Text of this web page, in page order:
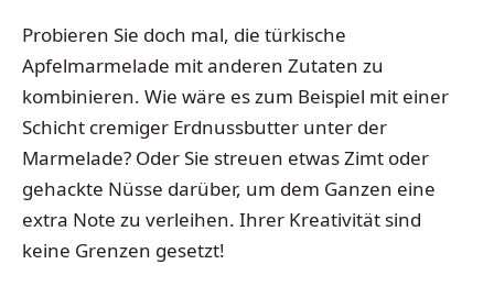
Probieren Sie doch mal, die türkische
Apfelmarmelade mit anderen Zutaten zu
kombinieren. Wie wäre es zum Beispiel mit einer
Schicht cremiger Erdnussbutter unter der
Marmelade? Oder Sie streuen etwas Zimt oder
gehackte Nüsse darüber, um dem Ganzen eine
extra Note zu verleihen. Ihrer Kreativität sind
keine Grenzen gesetzt!